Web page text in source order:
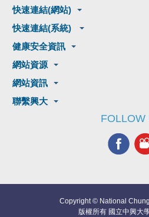
快速連結(網站)
快速連結(系統)
健康安全資訊
網站資源
網站資訊
聯繫興大
FOLLOW
Copyright © National
版權所有 國立中興大